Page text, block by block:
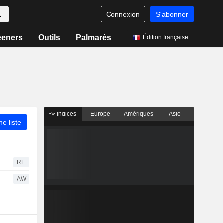
Connexion S'abonner
Outils Palmarès Édition française
liste
RE
AW
Indices Europe Amériques Asie